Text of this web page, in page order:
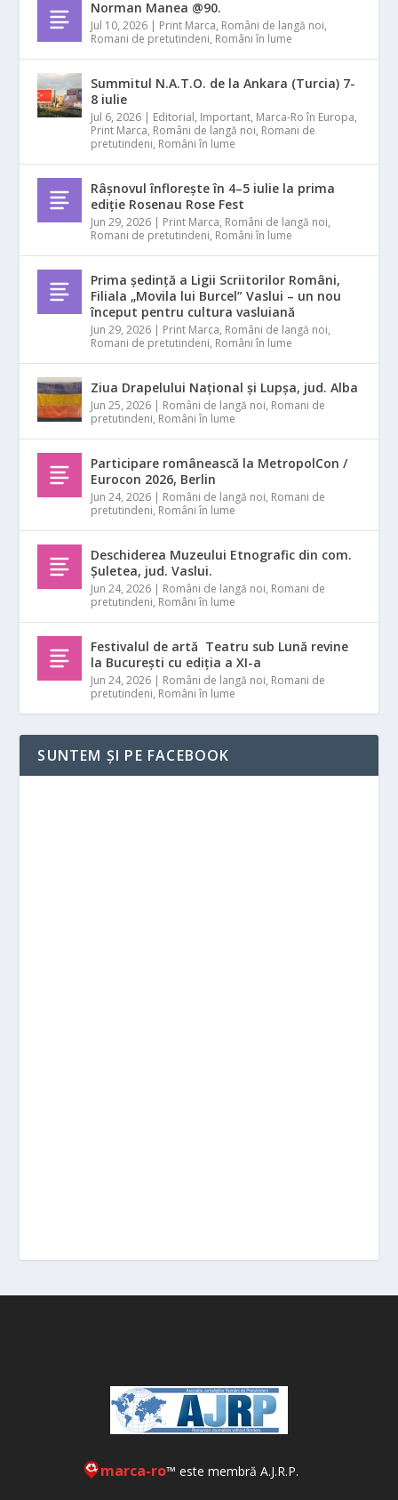
Norman Manea @90.
Jul 10, 2026 | Print Marca, Români de langă noi,
Romani de pretutindeni, Români în lume
Summitul N.A.T.O. de la Ankara (Turcia) 7-
8 iulie
Jul 6, 2026 | Editorial, Important, Marca-Ro în Europa,
Print Marca, Români de langă noi, Romani de
pretutindeni, Români în lume
Râșnovul înflorește în 4–5 iulie la prima
ediție Rosenau Rose Fest
Jun 29, 2026 | Print Marca, Români de langă noi,
Romani de pretutindeni, Români în lume
Prima ședință a Ligii Scriitorilor Români,
Filiala „Movila lui Burcel” Vaslui – un nou
început pentru cultura vasluiană
Jun 29, 2026 | Print Marca, Români de langă noi,
Romani de pretutindeni, Români în lume
Ziua Drapelului Național și Lupșa, jud. Alba
Jun 25, 2026 | Români de langă noi, Romani de
pretutindeni, Români în lume
Participare românească la MetropolCon /
Eurocon 2026, Berlin
Jun 24, 2026 | Români de langă noi, Romani de
pretutindeni, Români în lume
Deschiderea Muzeului Etnografic din com.
Șuletea, jud. Vaslui.
Jun 24, 2026 | Români de langă noi, Romani de
pretutindeni, Români în lume
Festivalul de artă Teatru sub Lună revine
la București cu ediția a XI-a
Jun 24, 2026 | Români de langă noi, Romani de
pretutindeni, Români în lume
SUNTEM ȘI PE FACEBOOK
marca-ro™ este membră A.J.R.P.